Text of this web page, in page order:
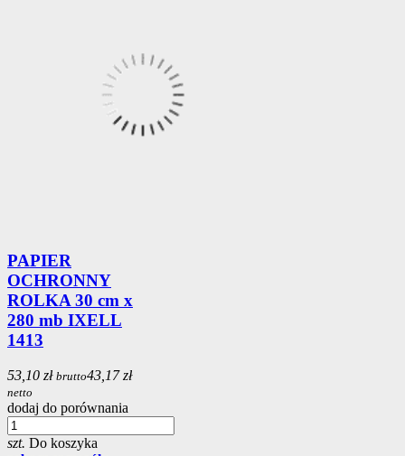
PAPIER
OCHRONNY
ROLKA 30 cm x
280 mb IXELL
1413
53,10 zł brutto43,17 zł
netto
dodaj do porównania
szt. Do koszyka